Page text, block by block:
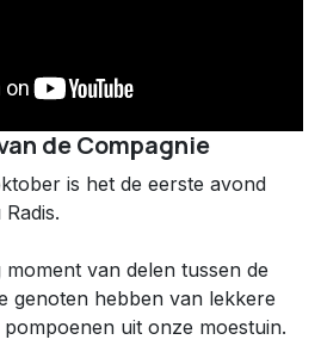
de Compagnie
is het de eerste avond
van delen tussen de
genoten hebben van lekkere
uit onze moestuin.